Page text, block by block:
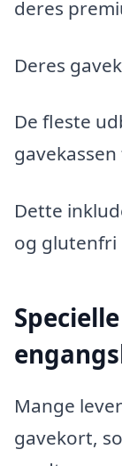
deres
Deres
De fleste
Dette
og glutenfri
Mange
gavekort,